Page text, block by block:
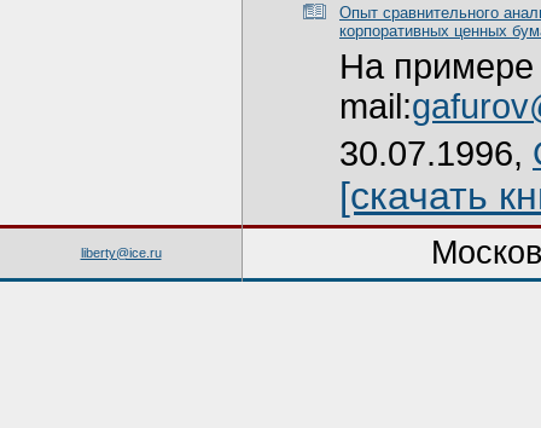
Опыт сравнительного
корпоративных ценных
На примере
mail:
30.07.1996,
[скачать
liberty@ice.ru